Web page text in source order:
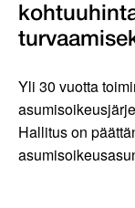
Yli 30 vuotta
Hallitus on